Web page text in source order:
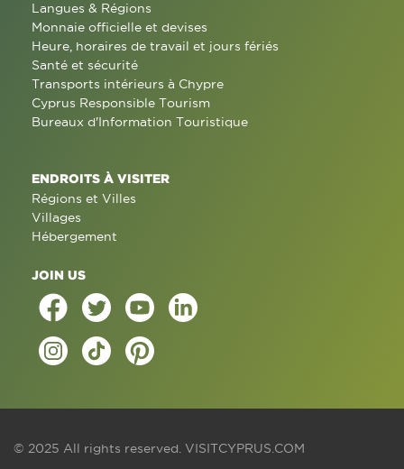
Langues & Régions
Monnaie officielle et devises
Heure, horaires de travail et jours fériés
Santé et sécurité
Transports intérieurs à Chypre
Cyprus Responsible Tourism
Bureaux d'Information Touristique
ENDROITS À VISITER
Régions et Villes
Villages
Hébergement
JOIN US
© 2025 All rights reserved. VISITCYPRUS.COM